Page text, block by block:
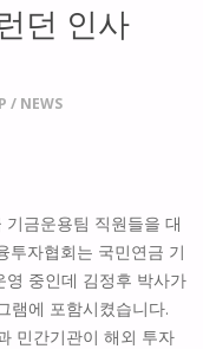
던 인사
/ NEWS
금운용팀 직원들을 대
투자협회는 국민연금 기
중인데 김정후 박사가
램에 포함시켰습니다.
민간기관이 해외 투자